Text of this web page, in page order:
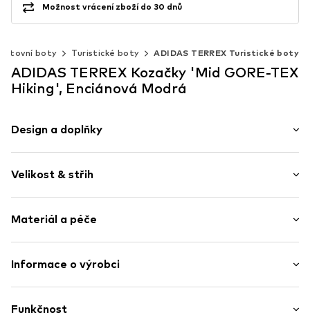
Možnost vrácení zboží do 30 dnů
boty Turistické boty ADIDAS TERREX Turistické boty
ADIDAS TERREX Kozačky 'Mid GORE-TEX
Hiking', Enciánová Modrá
Design a doplňky
Kulatá špička
Tvarovaná podešev
Poutko přes patu
Profil
Profilovaná podrážka
Velikost & střih
Materiál a péče
Vrchní materiál: Textil, Syntetika
Země původu: Vietnam
Informace o výrobci
Hoogoorddreef 9-A
Funkčnost